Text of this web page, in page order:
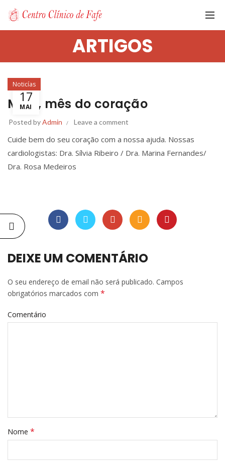
ARTIGOS
17
MAI
Noticías
Maio, mês do coração
Posted byAdmin Leave a comment
Cuide bem do seu coração com a nossa ajuda. Nossas
cardiologistas: Dra. Sílvia Ribeiro / Dra. Marina Fernandes/
Dra. Rosa Medeiros
DEIXE UM COMENTÁRIO
O seu endereço de email não será publicado. Campos
obrigatórios marcados com *
Comentário
Nome *